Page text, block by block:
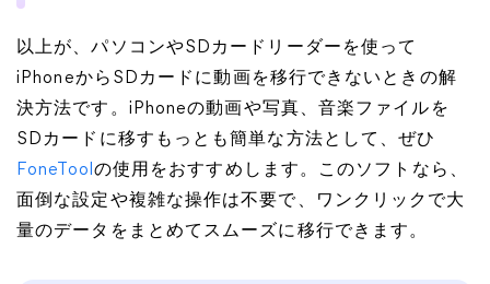
以上が、パソコンやSDカードリーダーを使って
iPhoneからSDカードに動画を移行できないときの解
決方法です。iPhoneの動画や写真、音楽ファイルを
SDカードに移すもっとも簡単な方法として、ぜひ
FoneTool の使用をおすすめします。このソフトなら、
面倒な設定や複雑な操作は不要で、ワンクリックで大
量のデータをまとめてスムーズに移行できます。